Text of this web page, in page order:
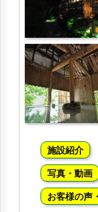
施設紹介
写真・動画
お客様の声